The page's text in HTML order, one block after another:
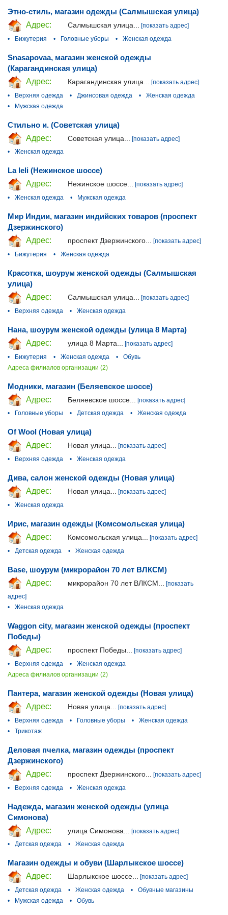
Этно-стиль, магазин одежды (Салмышская улица)
Адрес:
Салмышская улица...
[показать адрес]
•
Бижутерия • Головные уборы • Женская одежда
Snasapovaa, магазин женской одежды
(Карагандинская улица)
Адрес:
Карагандинская улица...
[показать адрес]
•
Верхняя одежда • Джинсовая одежда •
Женская одежда
•
Мужская одежда
Стильно и. (Советская улица)
Адрес:
Советская улица...
[показать адрес]
•
Женская одежда
La leli (Нежинское шоссе)
Адрес:
Нежинское шоссе... [показать адрес]
•
Женская одежда • Мужская одежда
Мир Индии, магазин индийских товаров (проспект
Дзержинского)
Адрес:
проспект Дзержинского... [показать адрес]
•
Бижутерия • Женская одежда
Красотка, шоурум женской одежды (Салмышская
улица)
Адрес:
Салмышская улица...
[показать адрес]
•
Верхняя одежда • Женская одежда
Нана, шоурум женской одежды (улица 8 Марта)
Адрес:
улица 8 Марта...
[показать адрес]
•
Бижутерия • Женская одежда •
Обувь
Адреса филиалов организации (2)
Модники, магазин (Беляевское шоссе)
Адрес:
Беляевское шоссе...
[показать адрес]
•
Головные уборы • Детская одежда • Женская одежда
Of Wool (Новая улица)
Адрес:
Новая улица... [показать адрес]
•
Верхняя одежда • Женская одежда
Дива, салон женской одежды (Новая улица)
Адрес:
Новая улица...
[показать адрес]
•
Женская одежда
Ирис, магазин одежды (Комсомольская улица)
Адрес:
Комсомольская улица...
[показать адрес]
•
Детская одежда • Женская одежда
Base, шоурум (микрорайон 70 лет ВЛКСМ)
Адрес:
микрорайон 70 лет ВЛКСМ...
[показать
адрес]
•
Женская одежда
Waggon city, магазин женской одежды (проспект
Победы)
Адрес:
проспект Победы... [показать адрес]
•
Верхняя одежда •
Женская одежда
Адреса филиалов организации (2)
Пантера, магазин женской одежды (Новая улица)
Адрес:
Новая улица...
[показать адрес]
•
Верхняя одежда • Головные уборы •
Женская одежда
•
Трикотаж
Деловая пчелка, магазин одежды (проспект
Дзержинского)
Адрес:
проспект Дзержинского...
[показать адрес]
•
Верхняя одежда • Женская одежда
Надежда, магазин женской одежды (улица
Симонова)
Адрес:
улица Симонова...
[показать адрес]
•
Детская одежда • Женская одежда
Магазин одежды и обуви (Шарлыкское шоссе)
Адрес:
Шарлыкское шоссе... [показать адрес]
•
Детская одежда • Женская одежда •
Обувные магазины
•
Мужская одежда • Обувь